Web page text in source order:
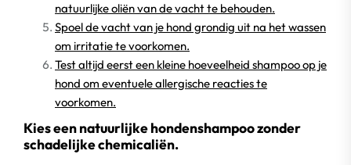
natuurlijke oliën van de vacht te behouden.
Spoel de vacht van je hond grondig uit na het wassen
om irritatie te voorkomen.
Test altijd eerst een kleine hoeveelheid shampoo op je
hond om eventuele allergische reacties te
voorkomen.
Kies een natuurlijke hondenshampoo zonder
schadelijke chemicaliën.